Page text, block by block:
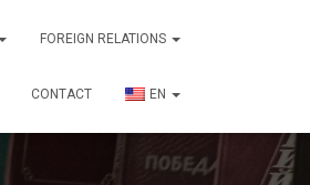
FOREIGN RELATIONS
CONTACT EN